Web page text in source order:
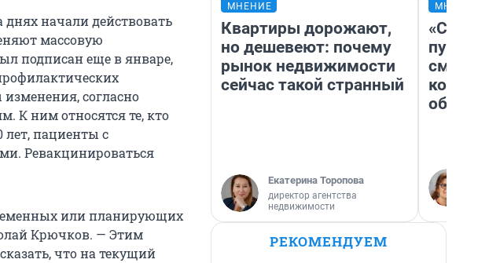
днях начали действовать
массовую
подписан еще в январе,
согласно
К ним относятся те, кто
лет, пациенты с
Ревакцинироваться
или планирующих
Крючков. — Этим
что на текущий
МНЕНИЕ
Квартиры дорожают,
но дешевеют: почему
рынок недвижимости
сейчас такой странный
Екатерина Торопова
директор агентства
недвижимости
РЕКОМЕНДУЕМ